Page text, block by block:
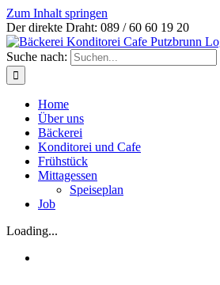
Zum Inhalt springen
Der direkte Draht: 089 / 60 60 19 20
Suche nach:
Home
Über uns
Bäckerei
Konditorei und Cafe
Frühstück
Mittagessen
Speiseplan
Job
Loading...